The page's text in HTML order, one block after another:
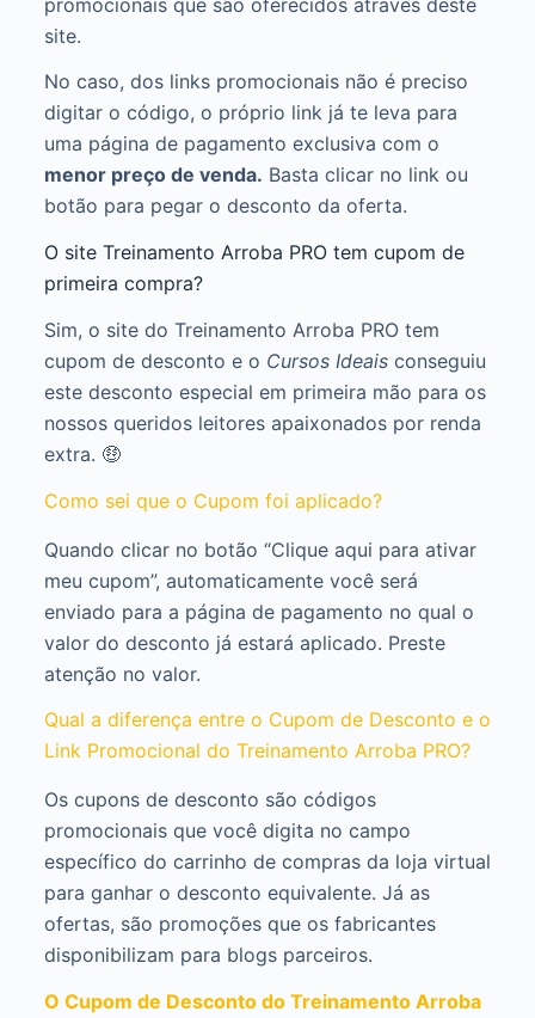
site.
No caso, dos links promocionais não é preciso
digitar o código, o próprio link já te leva para
uma página de pagamento exclusiva com o
menor preço de venda. Basta clicar no link ou
botão para pegar o desconto da oferta.
O site Treinamento Arroba PRO tem cupom de
primeira compra?
Sim, o site do Treinamento Arroba PRO tem
cupom de desconto e o Cursos Ideaisconseguiu
este desconto especial em primeira mão para os
nossos queridos leitores apaixonados por renda
extra. 🤑
Como sei que o Cupom foi aplicado?
Quando clicar no botão “Clique aqui para ativar
meu cupom”, automaticamente você será
enviado para a página de pagamento no qual o
valor do desconto já estará aplicado. Preste
atenção no valor.
Qual a diferença entre o Cupom de Desconto e o
Link Promocional do Treinamento Arroba PRO?
Os cupons de desconto são códigos
promocionais que você digita no campo
específico do carrinho de compras da loja virtual
para ganhar o desconto equivalente. Já as
ofertas, são promoções que os fabricantes
disponibilizam para blogs parceiros.
O Cupom de Desconto do Treinamento Arroba